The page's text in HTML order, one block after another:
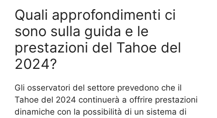
Quali approfondimenti ci
sono sulla guida e le
prestazioni del Tahoe del
2024?
Gli osservatori del settore prevedono che il
Tahoe del 2024 continuerà a offrire prestazioni
dinamiche con la possibilità di un sistema di